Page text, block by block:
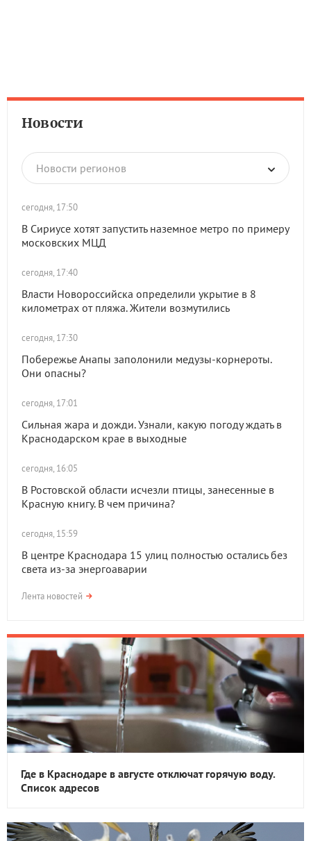
Новости
Новости регионов
сегодня, 17:50
В Сириусе хотят запустить наземное метро по примеру
московских МЦД
сегодня, 17:40
Власти Новороссийска определили укрытие в 8
километрах от пляжа. Жители возмутились
сегодня, 17:30
Побережье Анапы заполонили медузы-корнероты.
Они опасны?
сегодня, 17:01
Сильная жара и дожди. Узнали, какую погоду ждать в
Краснодарском крае в выходные
сегодня, 16:05
В Ростовской области исчезли птицы, занесенные в
Красную книгу. В чем причина?
сегодня, 15:59
В центре Краснодара 15 улиц полностью остались без
света из-за энергоаварии
Лента новостей
Где в Краснодаре в августе отключат горячую воду.
Список адресов